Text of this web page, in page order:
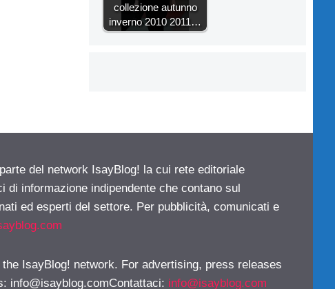
collezione autunno
inverno 2010 2011…
del network IsayBlog! la cui rete editoriale
di informazione indipendente che contano sul
ed esperti del settore. Per pubblicità, comunicati e
IsayBlog! network. For advertising, press releases
info@isayblog.comContattaci: info@isayblog.com